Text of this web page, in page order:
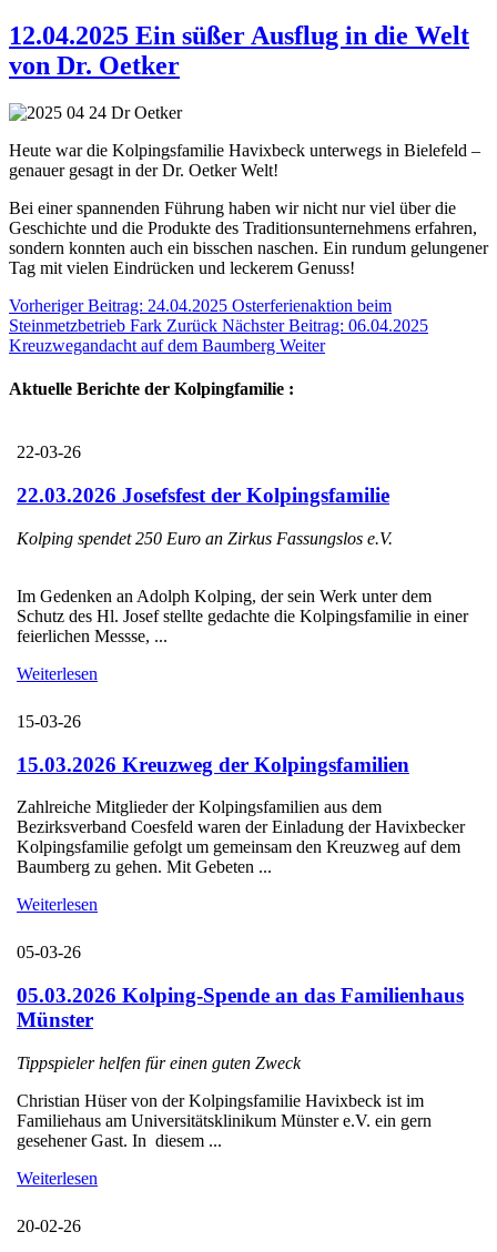
12.04.2025 Ein süßer Ausflug in die Welt
von Dr. Oetker
Heute war die Kolpingsfamilie Havixbeck unterwegs in Bielefeld –
genauer gesagt in der Dr. Oetker Welt!
Bei einer spannenden Führung haben wir nicht nur viel über die
Geschichte und die Produkte des Traditionsunternehmens erfahren,
sondern konnten auch ein bisschen naschen. Ein rundum gelungener
Tag mit vielen Eindrücken und leckerem Genuss!
Vorheriger Beitrag: 24.04.2025 Osterferienaktion beim
Steinmetzbetrieb Fark Zurück Nächster Beitrag: 06.04.2025
Kreuzwegandacht auf dem Baumberg Weiter
Aktuelle Berichte der Kolpingfamilie :
22-03-26
22.03.2026 Josefsfest der Kolpingsfamilie
Kolping spendet 250 Euro an Zirkus Fassungslos e.V.
Im Gedenken an Adolph Kolping, der sein Werk unter dem
Schutz des Hl. Josef stellte gedachte die Kolpingsfamilie in einer
feierlichen Messse, ...
Weiterlesen
15-03-26
15.03.2026 Kreuzweg der Kolpingsfamilien
Zahlreiche Mitglieder der Kolpingsfamilien aus dem
Bezirksverband Coesfeld waren der Einladung der Havixbecker
Kolpingsfamilie gefolgt um gemeinsam den Kreuzweg auf dem
Baumberg zu gehen. Mit Gebeten ...
Weiterlesen
05-03-26
05.03.2026 Kolping-Spende an das Familienhaus
Münster
Tippspieler helfen für einen guten Zweck
Christian Hüser von der Kolpingsfamilie Havixbeck ist im
Familiehaus am Universitätsklinikum Münster e.V. ein gern
gesehener Gast. In diesem ...
Weiterlesen
20-02-26